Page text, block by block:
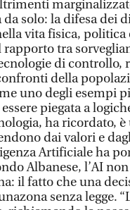
solo: la difesa dei
vita fisica, politica
tra
di controllo,
della
uno degli esempi
piegata a
ha ricordato,
dai valori e
Artificiale ha
Albanese, l’AI
il fatto che una
senza legge.